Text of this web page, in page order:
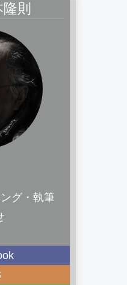
則
グ・執筆